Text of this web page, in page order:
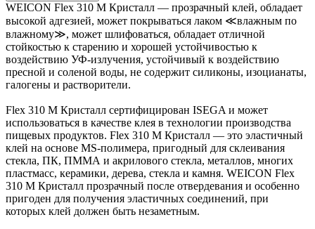
WEICON Flex 310 M Кристалл — прозрачный клей, обладает
высокой адгезией, может покрываться лаком ≪влажным по
влажному≫, может шлифоваться, обладает отличной
стойкостью к старению и хорошей устойчивостью к
воздействию УФ-излучения, устойчивый к воздействию
пресной и соленой воды, не содержит силиконы, изоцианаты,
галогены и растворители.
Flex 310 M Кристалл сертифицирован ISEGA и может
использоваться в качестве клея в технологии производства
пищевых продуктов. Flex 310 M Кристалл — это эластичный
клей на основе MS-полимера, пригодный для склеивания
стекла, ПК, ПММА и акрилового стекла, металлов, многих
пластмасс, керамики, дерева, стекла и камня. WEICON Flex
310 M Кристалл прозрачный после отвердевания и особенно
пригоден для получения эластичных соединений, при
которых клей должен быть незаметным.